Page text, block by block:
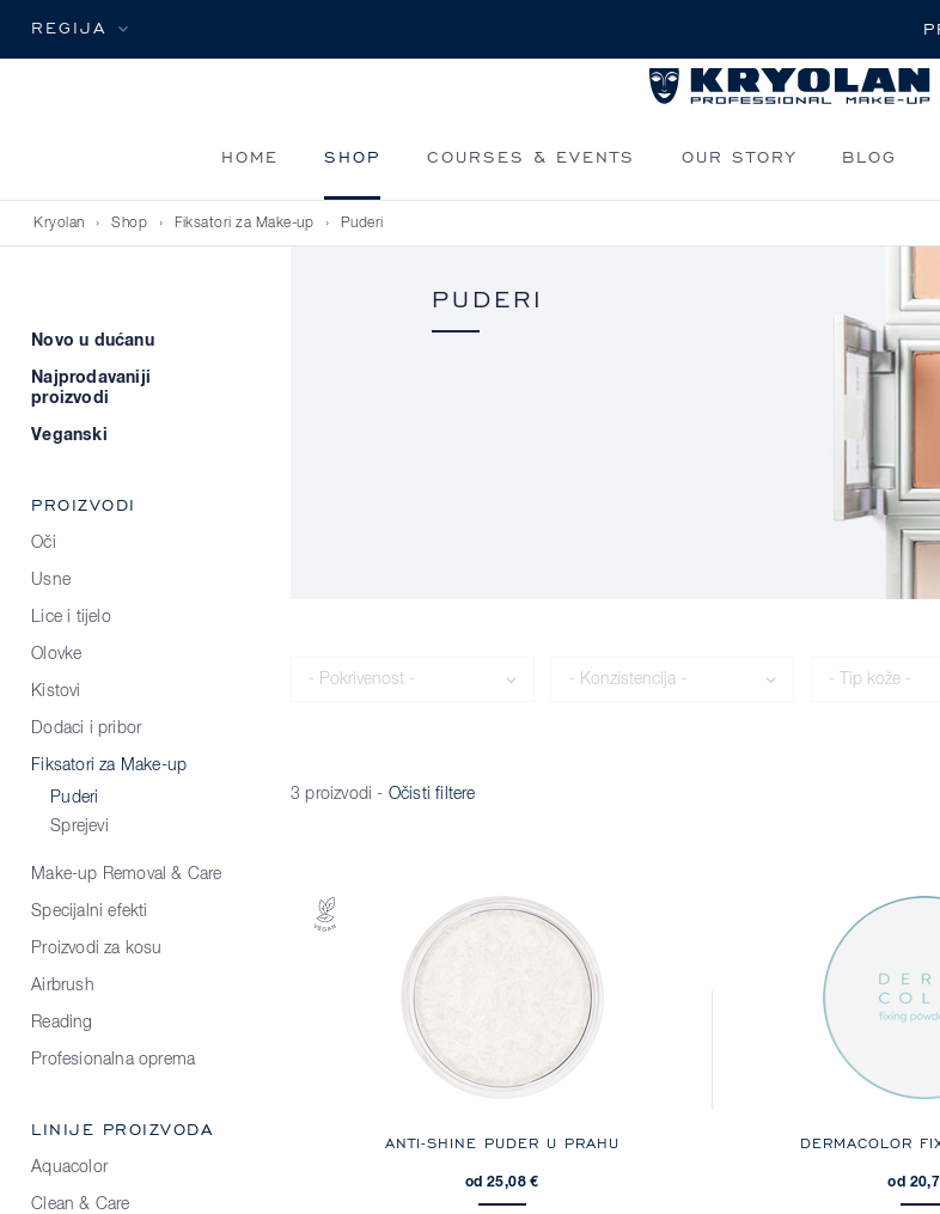
REGIJA
HOME SHOP COURSES & EVENTS OUR STORY BLOG
Kryolan › Shop › Fiksatori za Make-up › Puderi
Novo u dućanu
Najprodavaniji
proizvodi
Veganski
PROIZVODI
Oči
Usne
Lice i tijelo
Olovke
Kistovi
Dodaci i pribor
Fiksatori za Make-up
Puderi
Sprejevi
Make-up Removal & Care
Specijalni efekti
Proizvodi za kosu
Airbrush
Reading
Profesionalna oprema
LINIJE PROIZVODA
Aquacolor
Clean & Care
PUDERI
Pokrivenost Konzistencija Tip kože
3 proizvodi - Očisti filtere
ANTI-SHINE PUDER U PRAHU
od 25,08 €
DERMACOLOR
od